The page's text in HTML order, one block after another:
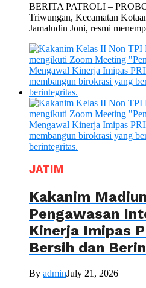
BERITA PATROLI –
Triwungan, Kecamatan
Jamaludin Joni, resmi
JATIM
Kakanim
Pengawasan
Kinerja Imipas
Bersih dan
By adminJuly 21, 2026